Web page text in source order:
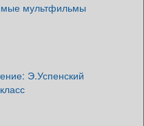
мультфильмы
Э.Успенский